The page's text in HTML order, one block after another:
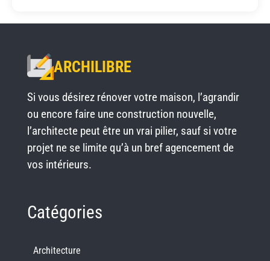
ARCHILIBRE
Si vous désirez rénover votre maison, l’agrandir
ou encore faire une construction nouvelle,
l’architecte peut être un vrai pilier, sauf si votre
projet ne se limite qu’à un bref agencement de
vos intérieurs.
Catégories
Architecture